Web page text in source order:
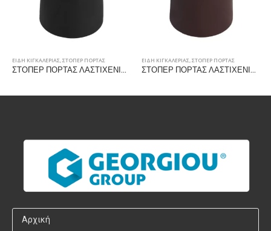
ΚΙΓΚΑΛΕΡΙΑΣ,ΣΤΟΠΕΡ ΠΟΡΤΑΣ
ΣΤΟΠΕΡ ΠΟΡΤΑΣ ΛΑΣΤΙΧΕΝΙΟ 30x35mm, ΜΑΥΡΟ
ΕΙΔΗ ΚΙΓΚΑΛΕΡΙΑΣ,ΣΤΟΠΕΡ ΠΟΡΤΑΣ
ΣΤΟΠΕΡ ΠΟΡΤΑΣ ΛΑΣΤΙΧΕΝΙΟ 30x35mm, ΚΑΦΕ
Αρχική